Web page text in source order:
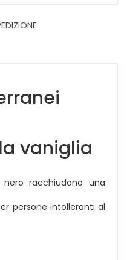
vaniglia
racchiudono una
persone intolleranti al